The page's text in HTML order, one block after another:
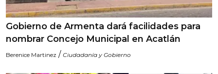
Gobierno de Armenta dará facilidades para
nombrar Concejo Municipal en Acatlán
Berenice Martinez / Ciudadanía y Gobierno